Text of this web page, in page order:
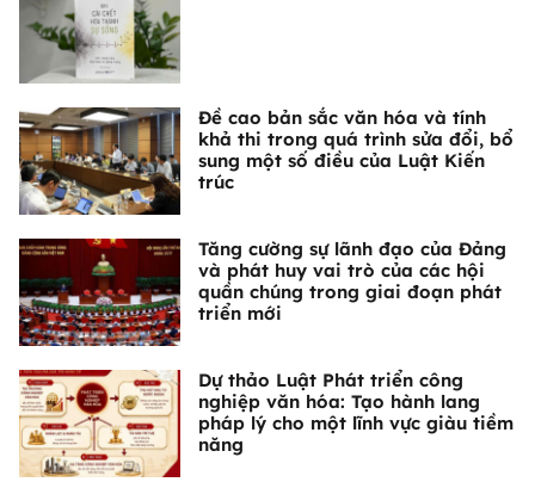
Đề cao bản sắc văn hóa và tính
khả thi trong quá trình sửa đổi, bổ
sung một số điều của Luật Kiến
trúc
Tăng cường sự lãnh đạo của Đảng
và phát huy vai trò của các hội
quần chúng trong giai đoạn phát
triển mới
Dự thảo Luật Phát triển công
nghiệp văn hóa: Tạo hành lang
pháp lý cho một lĩnh vực giàu tiềm
năng